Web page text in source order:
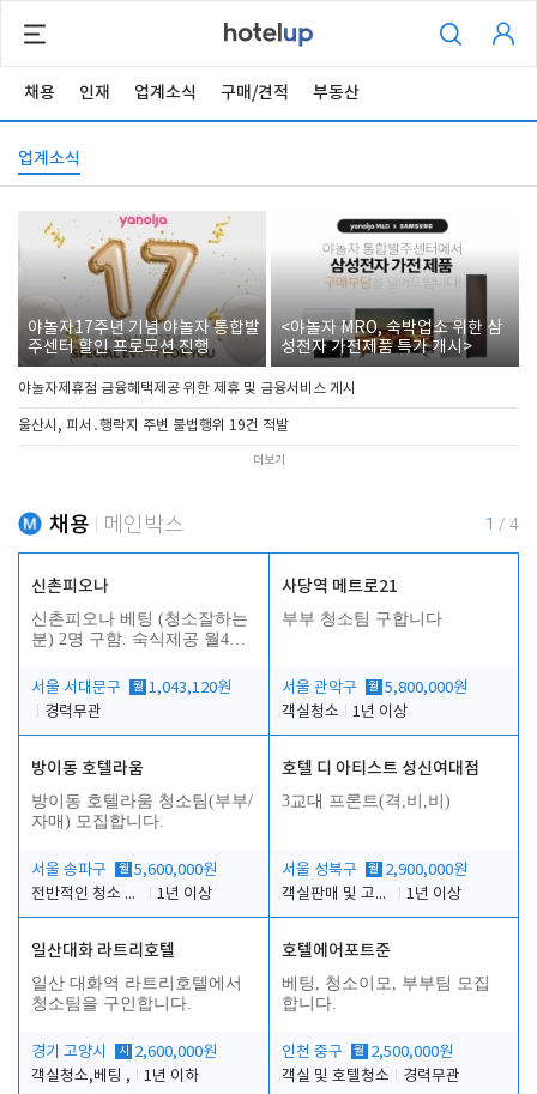
채용 인재 업계소식 구매/견적 부동산
업계소식
야놀자17주년 기념 야놀자 통합발
주센터 할인 프로모션 진행
<야놀자 MRO, 숙박업소 위한 삼
성전자 가전제품 특가 개시>
야놀자제휴점 금융혜택제공 위한 제휴 및 금융서비스 게시
울산시, 피서․행락지 주변 불법행위 19건 적발
더보기
채용 메인박스 1 / 4
신촌피오나
신촌피오나 베팅 (청소잘하는
분) 2명 구함. 숙식제공 월4회
서울 서대문구
월 1,043,120원
경력무관
사당역 메트로21
부부 청소팀 구합니다
서울 관악구 월 5,800,000원
객실청소
1년 이상
방이동 호텔라움
방이동 호텔라움 청소팀(부부/
자매) 모집합니다.
서울 송파구 월 5,600,000원
전반적인 청소 업무(객실청소.객실정리)
1년 이상
호텔 디 아티스트 성신여대점
3교대 프론트(격,비,비)
서울 성북구 월 2,900,000원
객실판매 및 고객응대
1년 이상
일산대화 라트리호텔
일산 대화역 라트리호텔에서
청소팀을 구인합니다.
경기 고양시 시
2,600,000원
객실청소,베팅 ,
1년 이하
호텔에어포트준
베팅, 청소이모, 부부팀 모집
합니다.
인천 중구 월 2,500,000원
객실 및 호텔청소
경력무관